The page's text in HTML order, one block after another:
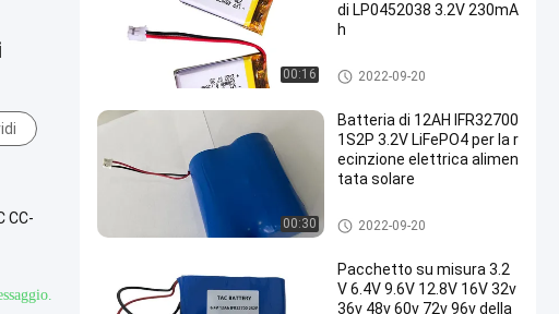
CC-
00:16
di LP0452038 3.2V 230mA
h
3.2V LiFePO4 batteria
2022-09-20
00:30
Batteria di 12AH IFR32700
1S2P 3.2V LiFePO4 per la r
ecinzione elettrica alimen
tata solare
3.2V LiFePO4 batteria
2022-09-20
Pacchetto su misura 3.2
V 6.4V 9.6V 12.8V 16V 32v
36v 48v 60v 72v 96v della